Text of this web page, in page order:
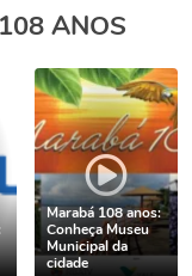
ANOS
Marabá 108 anos:
Conheça Museu
Municipal da
cidade